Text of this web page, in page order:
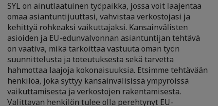
SYL on ainutlaatuinen työpaikka, jossa voit laajentaa
omaa asiantuntijuuttasi, vahvistaa verkostojasi ja
kehittyä rohkeaksi vaikuttajaksi. Kansainvälisten
asioiden ja EU-edunvalvonnan asiantuntijan tehtävä
on vaativa, mikä tarkoittaa vastuuta oman työn
suunnittelusta ja toteutuksesta sekä tarvetta
hahmottaa laajoja kokonaisuuksia. Etsimme tehtävään
henkilöä, joka syttyy kansainvälisissä ympyröissä
vaikuttamisesta ja verkostojen rakentamisesta.
Valittavan henkilön tulee olla perehtynyt EU-